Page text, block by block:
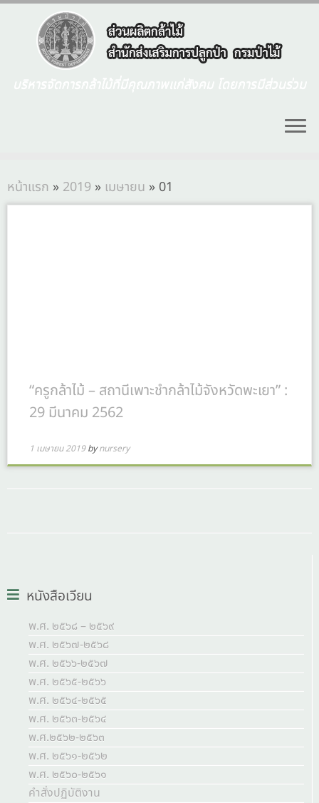
หน้าแรก » 2019 » เมษายน » 01
“ครูกล้าไม้ – สถานีเพาะชำกล้าไม้จังหวัดพะเยา” :
29 มีนาคม 2562
1 เมษายน 2019 bynursery
หนังสือเวียน
พ.ศ. ๒๕๖๘ – ๒๕๖๙
พ.ศ. ๒๕๖๗-๒๕๖๘
พ.ศ. ๒๕๖๖-๒๕๖๗
พ.ศ. ๒๕๖๕-๒๕๖๖
พ.ศ. ๒๕๖๔-๒๕๖๕
พ.ศ. ๒๕๖๓-๒๕๖๔
พ.ศ.๒๕๖๒-๒๕๖๓
พ.ศ. ๒๕๖๑-๒๕๖๒
พ.ศ. ๒๕๖๐-๒๕๖๑
คำสั่งปฏิบัติงาน